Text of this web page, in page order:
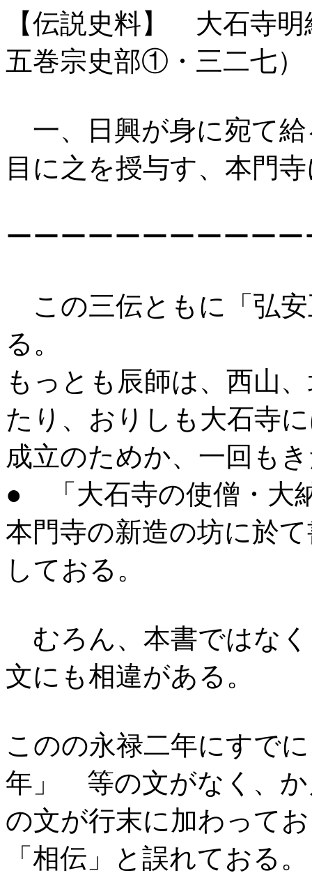
【伝説史料】 大石寺
五巻宗史部①・三二七）
一、日興が身に宛て給
目に之を授与す、本門
ーーーーーーーーーー
この三伝ともに「弘
る。
もっとも辰師は、西山
たり、おりしも大石寺
成立のためか、一回も
● 「大石寺の使僧・大
本門寺の新造の坊に於
しておる。
むろん、本書ではな
文にも相違がある。
このの永禄二年にすで
年」 等の文がなく、
の文が行末に加わって
「相伝」と誤れておる。